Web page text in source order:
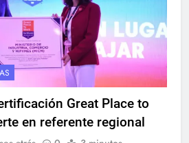
Great Place to
en referente regional